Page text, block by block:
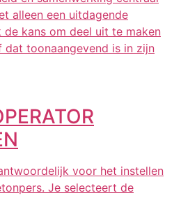
alleen een uitdagende
kans om deel uit te maken
dat toonaangevend is in zijn
voor het instellen
Je selecteert de